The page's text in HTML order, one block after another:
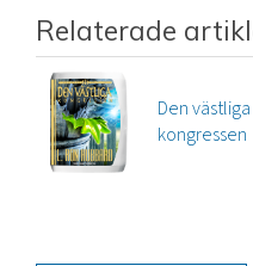
Relaterade
Den västliga
kongressen